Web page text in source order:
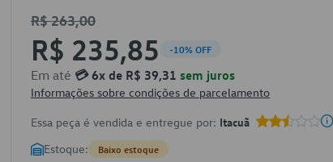
R$ 263,00
R$ 235,85 -10% OFF
Em até 💳 6x de R$ 39,31 sem juros
Informações sobre condições de parcelamento
Essa peça é vendida e entregue por: Itacuã
Estoque: Baixo estoque